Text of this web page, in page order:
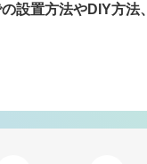
設置方法やDIY方法